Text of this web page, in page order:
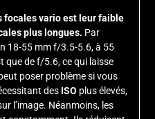
focales vario est leur faible
plus longues. Par
18-55 mm f/3.5-5.6, à 55
que de f/5.6, ce qui laisse
poser problème si vous
des ISO plus élevés,
l’image. Néanmoins, les